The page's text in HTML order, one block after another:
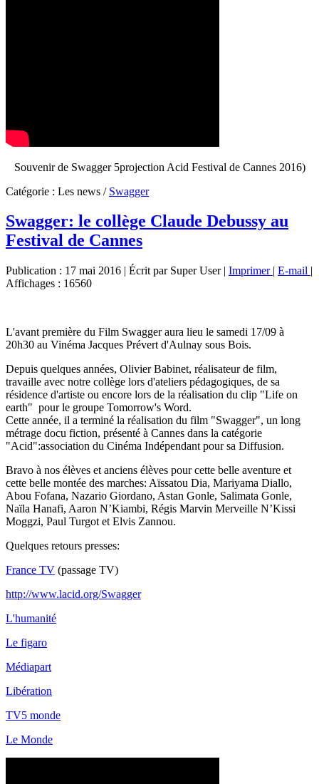
Souvenir de Swagger 5projection Acid Festival de Cannes 2016)
Catégorie : Les news / Swagger
Swagger: le collège Claude Debussy au
Festival de Cannes
Publication : 17 mai 2016 | Écrit par Super User| Imprimer | E-mail |
Affichages : 16560
L'avant première du Film Swagger aura lieu le samedi 17/09 à
20h30 au Vinéma Jacques Prévert d'Aulnay sous Bois.
Depuis quelques années, Olivier Babinet, réalisateur de film,
travaille avec notre collège lors d'ateliers pédagogiques, de sa
résidence d'artiste ou encore lors de la réalisation du clip "Life on
earth" pour le groupe Tomorrow's Word.
Cette année, il a terminé la réalisation du film "Swagger", un long
métrage docu fiction, présenté à Cannes dans la catégorie
"Acid":association du Cinéma Indépendant pour sa Diffusion.
Bravo à nos élèves et anciens élèves pour cette belle aventure et
cette belle montée des marches: Aïssatou Dia, Mariyama Diallo,
Abou Fofana, Nazario Giordano, Astan Gonle, Salimata Gonle,
Naïla Hanafi, Aaron N’Kiambi, Régis Marvin Merveille N’Kissi
Moggzi, Paul Turgot et Elvis Zannou.
Quelques retours presses:
France TV (passage TV)
http://www.lacid.org/Swagger
L'humanité
Le figaro
Médiapart
Libération
TV5 monde
Le Monde